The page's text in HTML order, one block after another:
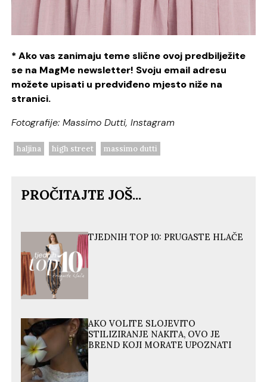
* Ako vas zanimaju teme slične ovoj predbilježite
se na MagMe newsletter! Svoju email adresu
možete upisati u predviđeno mjesto niže na
stranici.
Fotografije: Massimo Dutti, Instagram
haljina high street massimo dutti
PROČITAJTE JOŠ...
TJEDNIH TOP 10: PRUGASTE HLAČE
AKO VOLITE SLOJEVITO
STILIZIRANJE NAKITA, OVO JE
BREND KOJI MORATE UPOZNATI